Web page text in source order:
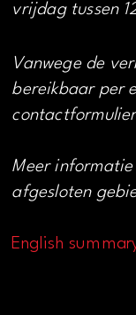
vrijdag tussen
Vanwege de
bereikbaar per
Meer informatie
afgesloten
English